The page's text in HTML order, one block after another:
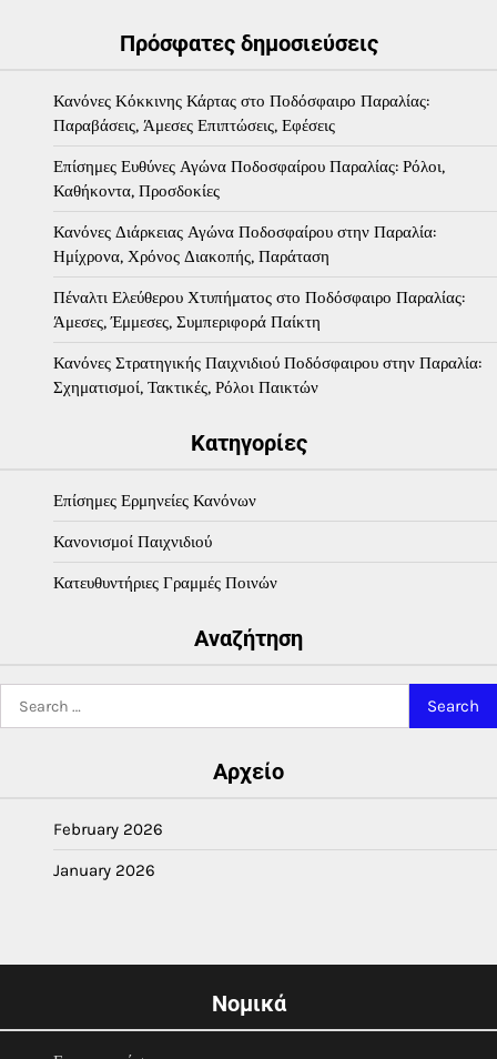
Πρόσφατες δημοσιεύσεις
Κανόνες Κόκκινης Κάρτας στο Ποδόσφαιρο Παραλίας:
Παραβάσεις, Άμεσες Επιπτώσεις, Εφέσεις
Επίσημες Ευθύνες Αγώνα Ποδοσφαίρου Παραλίας: Ρόλοι,
Καθήκοντα, Προσδοκίες
Κανόνες Διάρκειας Αγώνα Ποδοσφαίρου στην Παραλία:
Ημίχρονα, Χρόνος Διακοπής, Παράταση
Πέναλτι Ελεύθερου Χτυπήματος στο Ποδόσφαιρο Παραλίας:
Άμεσες, Έμμεσες, Συμπεριφορά Παίκτη
Κανόνες Στρατηγικής Παιχνιδιού Ποδόσφαιρου στην Παραλία:
Σχηματισμοί, Τακτικές, Ρόλοι Παικτών
Κατηγορίες
Επίσημες Ερμηνείες Κανόνων
Κανονισμοί Παιχνιδιού
Κατευθυντήριες Γραμμές Ποινών
Αναζήτηση
for:
Αρχείο
February 2026
January 2026
Νομικά